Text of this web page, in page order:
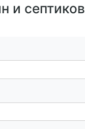
и септиков